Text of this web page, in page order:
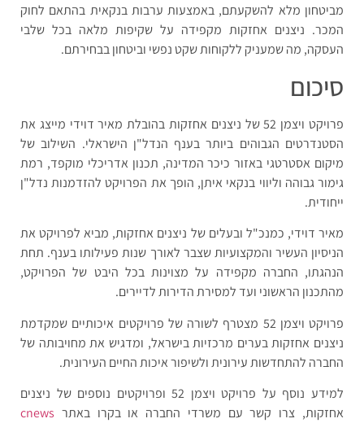
מביטחון מלא להשקעתם, באמצעות ערבות בנקאית בהתאם לחוק
המכר. ניצנים אחזקות מקפידה על שקיפות מלאה בכל שלבי
העסקה, מה שמעניק ללקוחות שקט נפשי וביטחון בבחירתם.
סיכום
פרויקט ויצמן 52 של ניצנים אחזקות בהובלת מאיר דוידי מייצג את
הסטנדרטים הגבוהים ביותר בענף הנדל"ן הישראלי. השילוב של
מיקום אסטרטגי באזור כיכר המדינה, תכנון אדריכלי מוקפד, רמת
גימור גבוהה וליווי בנקאי איתן, הופך את הפרויקט להזדמנות נדל"ן
ייחודית.
מאיר דוידי, כמנכ"ל ובעלים של ניצנים אחזקות, מביא לפרויקט את
הניסיון העשיר והמקצועיות שצבר לאורך שנות פעילותו בענף. תחת
הנהגתו, החברה מקפידה על מצוינות בכל היבט של הפרויקט,
מהתכנון הראשוני ועד למסירת הדירות לדיירים.
פרויקט ויצמן 52 מצטרף לשורה של פרויקטים איכותיים שמקדמת
ניצנים אחזקות בערים מרכזיות בישראל, ומדגיש את מחויבותה של
החברה להתחדשות עירונית ולשיפור איכות החיים העירונית.
למידע נוסף על פרויקט ויצמן 52 ופרויקטים נוספים של ניצנים
אחזקות, צרו קשר עם משרדי החברה או בקרו באתר cnews